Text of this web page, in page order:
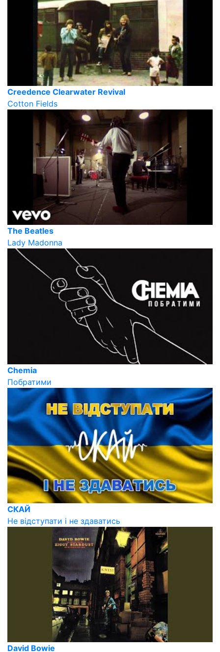
Creedence Clearwater Revival
Cotton Fields
The Beatles
Lady Madonna
Chemia
Побратими
СКАЙ
Не відступати і не здаватись
David Bowie